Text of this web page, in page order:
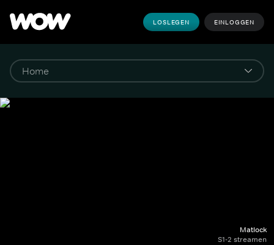
LOSLEGEN EINLOGGEN
Matlock
S1-2 streamen